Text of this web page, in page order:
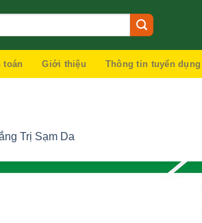
toán Giới thiệu Thông tin tuyển dụng
Trị Sạm Da